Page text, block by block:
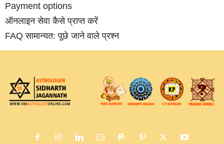
Payment options
ऑनलाइन सेवा कैसे प्राप्‍त करें
FAQ सामान्‍यत: पूछे जाने वाले प्रश्‍न